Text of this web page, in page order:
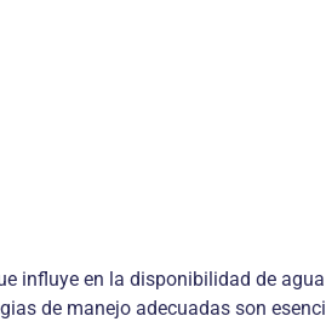
influye en la disponibilidad de
de manejo adecuadas son